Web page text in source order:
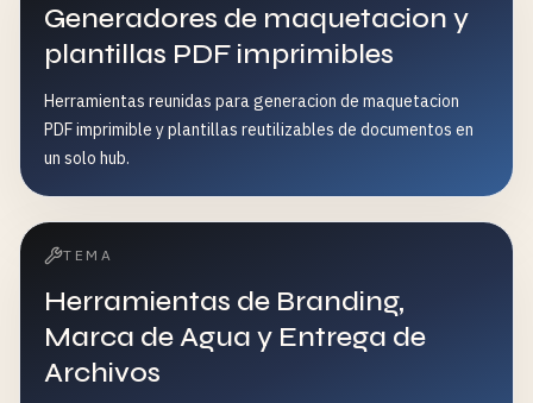
Generadores de maquetacion y
plantillas PDF imprimibles
Herramientas reunidas para generacion de maquetacion
PDF imprimible y plantillas reutilizables de documentos en
un solo hub.
TEMA
Herramientas de Branding,
Marca de Agua y Entrega de
Archivos